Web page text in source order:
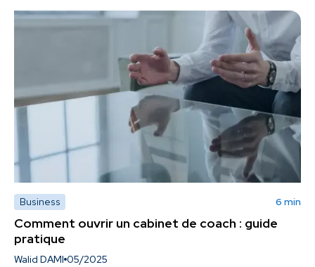
Business 6 min
Comment ouvrir un cabinet de coach : guide
pratique
Walid DAMI 05/2025